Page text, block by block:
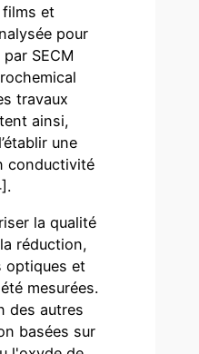
et
pour
SECM
travaux
ainsi,
une
conductivité
la qualité
réduction,
optiques et
mesurées.
des autres
basées sur